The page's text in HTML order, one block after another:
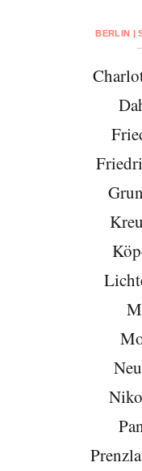
BERLIN |